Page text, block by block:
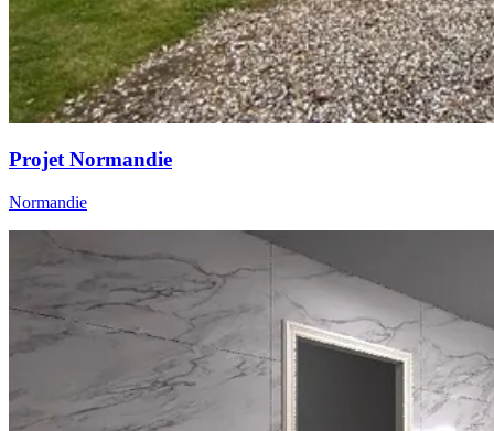
Projet Normandie
Normandie